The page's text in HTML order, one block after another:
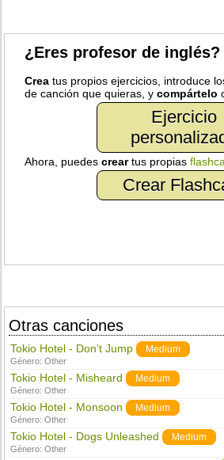
¿Eres profesor de inglés?
Crea tus propios ejercicios, introduce
de canción que quieras, ycompártelo
Ejercicio
Ahora, puedescreartus propias
Crear
Otras canciones
Tokio Hotel - Don't Jump Medium
Género:Other
Tokio Hotel - Misheard Medium
Género:Other
Tokio Hotel - Monsoon Medium
Género:Other
Tokio Hotel - Dogs Unleashed Medium
Género:Other